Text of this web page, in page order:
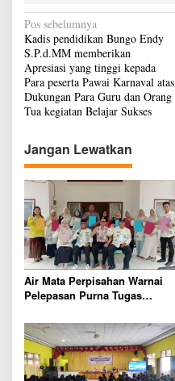
H
r
i
K
e
m
e
d
a
n
R
I
k
9
N
a
v
i
g
a
s
i
p
o
s
Pos sebelumnya
Kadis pendidikan Bungo Endy
S.P.d.MM memberikan
Apresiasi yang tinggi kepada
Para peserta Pawai Karnaval atas
Dukungan Para Guru dan Orang
Tua kegiatan Belajar Sukses
Jangan Lewatkan
Air Mata Perpisahan Warnai
Pelepasan Purna Tugas
dan Kepala Sekolah